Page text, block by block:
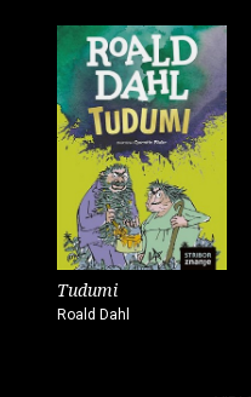
Tudumi
Roald Dahl